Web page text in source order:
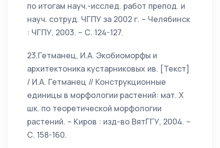
по итогам науч.-исслед. работ препод. и
науч. сотруд. ЧГПУ за 2002 г. – Челябинск
: ЧГПУ, 2003. – С. 124-127.
23.Гетманец, И.А. Экобиоморфы и
архитектоника кустарниковых ив. [Текст]
/ И.А. Гетманец // Конструкционные
единицы в морфологии растений: мат. Х
шк. по теоретической морфологии
растений. – Киров : изд-во ВятГГУ, 2004. –
С. 158-160.